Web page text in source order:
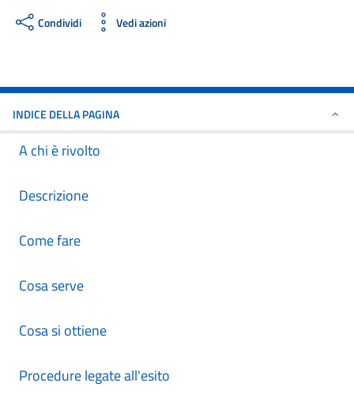
Condividi Vedi azioni
INDICE DELLA PAGINA
A chi è rivolto
Descrizione
Come fare
Cosa serve
Cosa si ottiene
Procedure legate all'esito